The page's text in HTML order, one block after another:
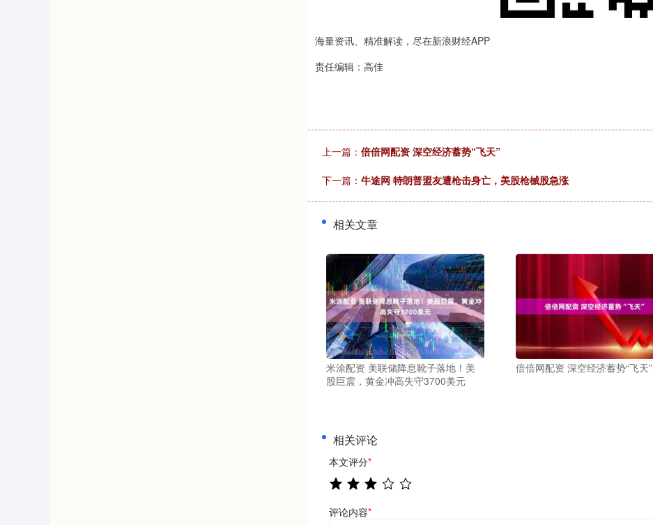
海量资讯、精准解读，尽在新浪财经APP
责任编辑：高佳
上一篇： 倍倍网配资 深空经济蓄势“飞天”
下一篇： 牛途网 特朗普盟友遭枪击身亡，美股枪械股急涨
相关文章
米涂配资 美联储降息靴子落地！美
股巨震，黄金冲高失守3700美元
倍倍网配资 深空经济蓄势“飞天”
相关评论
本文评分*
评论内容*